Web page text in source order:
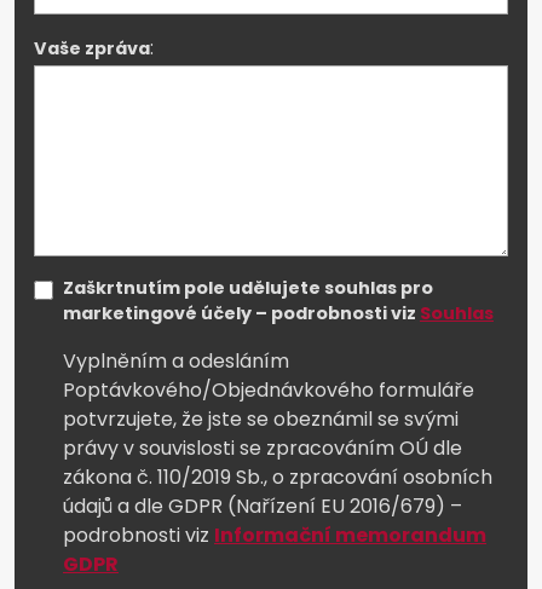
Vaše zpráva:
Zaškrtnutím pole udělujete souhlas pro
marketingové účely – podrobnosti viz Souhlas
Vyplněním a odesláním
Poptávkového/Objednávkového formuláře
potvrzujete, že jste se obeznámil se svými
právy v souvislosti se zpracováním OÚ dle
zákona č. 110/2019 Sb., o zpracování osobních
údajů a dle GDPR (Nařízení EU 2016/679) –
podrobnosti viz Informační memorandum
GDPR